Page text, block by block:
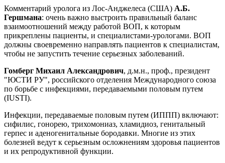
Комментарий уролога из Лос-Анджелеса (США) А.Б.
Гершмана: очень важно выстроить правильный баланс
взаимоотношений между работой ВОП, к которым
прикреплены пациенты, и специалистами-урологами. ВОП
должны своевременно направлять пациентов к специалистам,
чтобы не запустить течение серьезных заболеваний.
Гомберг Михаил Александрович, д.м.н., проф., президент
"ЮСТИ РУ", российского отделения Международного союза
по борьбе с инфекциями, передаваемыми половым путем
(IUSTI).
Инфекции, передаваемые половым путем (ИППП) включают:
сифилис, гонорею, трихомониаз, хламидиоз, генитальный
герпес и аденогенитальные бородавки. Многие из этих
болезней ведут к серьезным осложнениям здоровья пациентов
и их репродуктивной функции.